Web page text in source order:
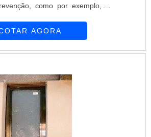
pela seriedade e
garantem o sucesso dos clientes
como por exemplo, a
impedindo que o mosquito
que oferece tela cont....
AGORA